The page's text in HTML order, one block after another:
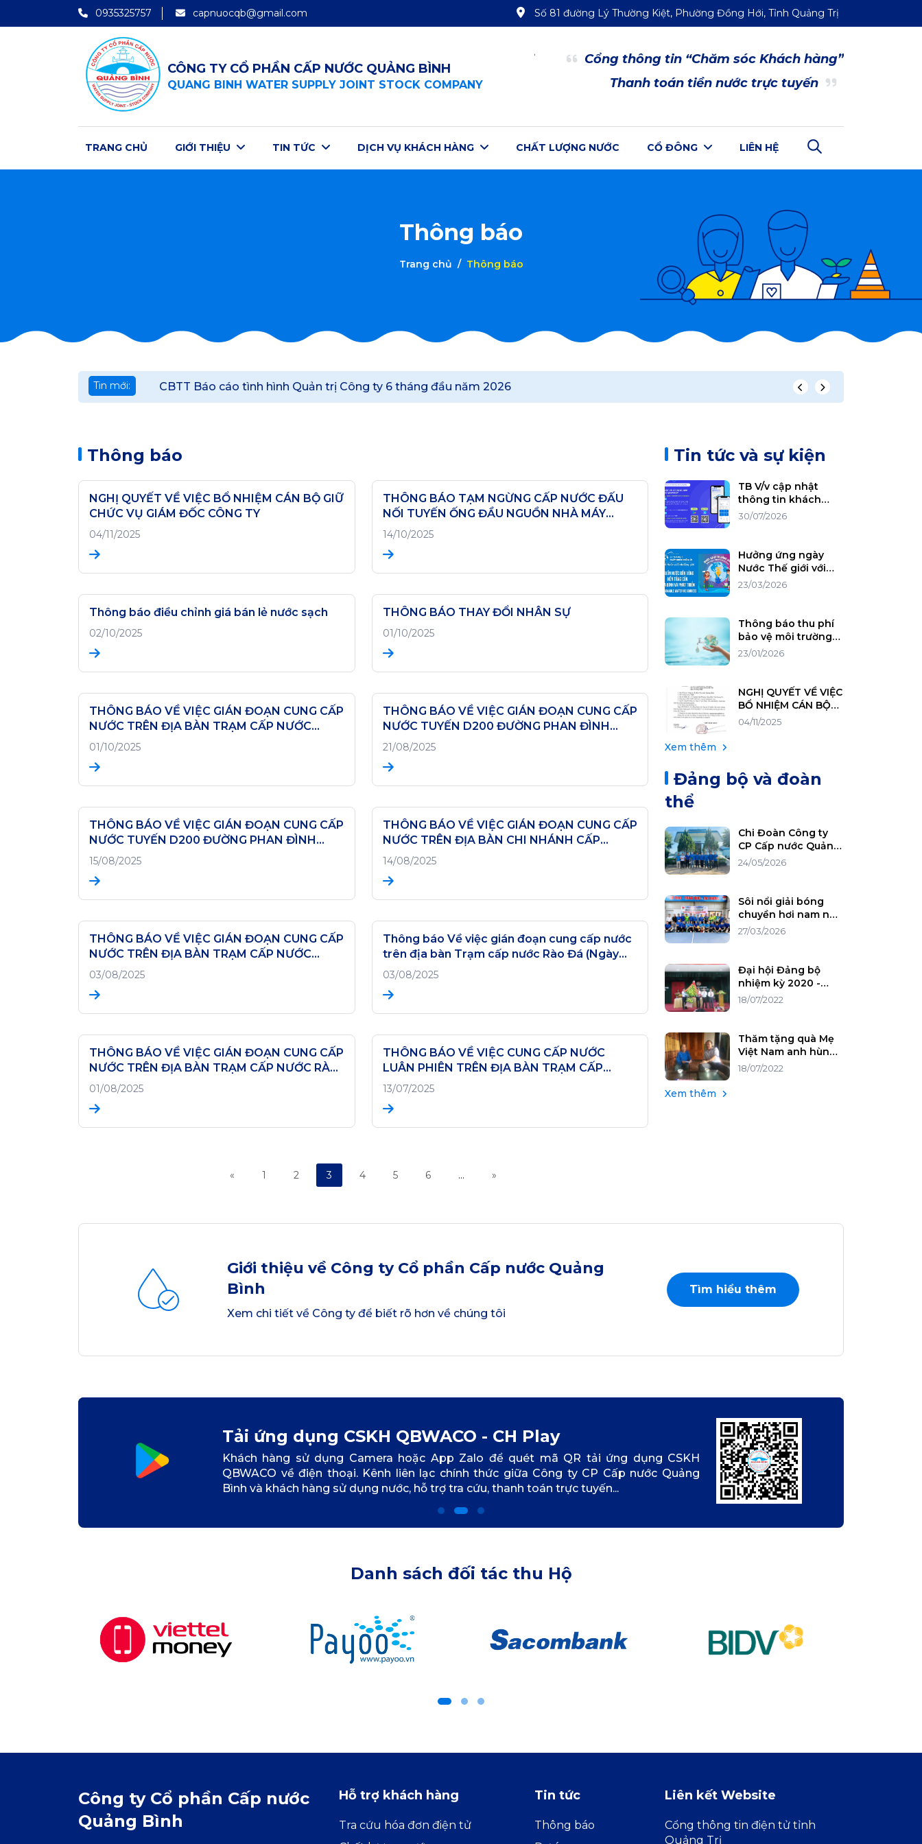
0935325757 capnuocqb@gmail.com Số 81 đường Lý Thường Kiệt, Phường Đồng Hới, Tỉnh Quảng Trị
CÔNG TY CỔ PHẦN CẤP NƯỚC QUẢNG BÌNH
QUANG BINH WATER SUPPLY JOINT STOCK COMPANY
tin “Chăm sóc Khách hàng”
toán tiền nước trực tuyến
Cổng thông tin “Chăm sóc Khách hàng”
Thanh toán tiền nước trực tuyến
Cổng thông tin “Chăm sóc Khách hàng”
Thanh toán tiền nước trực tuyến
TRANG CHỦ GIỚI THIỆU TIN TỨC DỊCH VỤ KHÁCH HÀNG CHẤT LƯỢNG NƯỚC CỔ ĐÔNG LIÊN HỆ
Thông báo
Trang chủ Thông báo
Tin mới: CBTT Báo cáo tình hình Quản trị Công ty 6 tháng đầu năm 2026
Thông báo
NGHỊ QUYẾT VỀ VIỆC BỔ NHIỆM CÁN BỘ GIỮ
CHỨC VỤ GIÁM ĐỐC CÔNG TY
04/11/2025
THÔNG BÁO TẠM NGỪNG CẤP NƯỚC ĐẤU
NỐI TUYẾN ỐNG ĐẦU NGUỒN NHÀ MÁY
NƯỚC RÀO ĐÁ - NGÀY 15/10/2025
14/10/2025
Thông báo điều chỉnh giá bán lẻ nước sạch
02/10/2025
THÔNG BÁO THAY ĐỔI NHÂN SỰ
01/10/2025
THÔNG BÁO VỀ VIỆC GIÁN ĐOẠN CUNG CẤP
NƯỚC TRÊN ĐỊA BÀN TRẠM CẤP NƯỚC
PHONG NHA
01/10/2025
THÔNG BÁO VỀ VIỆC GIÁN ĐOẠN CUNG CẤP
NƯỚC TUYẾN D200 ĐƯỜNG PHAN ĐÌNH
PHÙNG - NGÀY 21/08/2025
21/08/2025
THÔNG BÁO VỀ VIỆC GIÁN ĐOẠN CUNG CẤP
NƯỚC TUYẾN D200 ĐƯỜNG PHAN ĐÌNH
PHÙNG - NGÀY 16/08/2025
15/08/2025
THÔNG BÁO VỀ VIỆC GIÁN ĐOẠN CUNG CẤP
NƯỚC TRÊN ĐỊA BÀN CHI NHÁNH CẤP
NƯỚC BA ĐỒN (Ngày 14/08/2025)
14/08/2025
THÔNG BÁO VỀ VIỆC GIÁN ĐOẠN CUNG CẤP
NƯỚC TRÊN ĐỊA BÀN TRẠM CẤP NƯỚC
HOÀN LÃO (Ngày 04/08/2025)
03/08/2025
Thông báo Về việc gián đoạn cung cấp nước
trên địa bàn Trạm cấp nước Rào Đá (Ngày
04/08/2025)
03/08/2025
THÔNG BÁO VỀ VIỆC GIÁN ĐOẠN CUNG CẤP
NƯỚC TRÊN ĐỊA BÀN TRẠM CẤP NƯỚC RÀO
ĐÁ (Ngày 01/08/2025)
01/08/2025
THÔNG BÁO VỀ VIỆC CUNG CẤP NƯỚC
LUÂN PHIÊN TRÊN ĐỊA BÀN TRẠM CẤP
NƯỚC HOÀN LÃO NGÀY 13/07/2025
13/07/2025
« 1 2 3 4 5 6 … »
Tin tức và sự kiện
TB V/v cập nhật
thông tin khách
hàng trên hóa đơn
QBWACO
30/07/2026
Hưởng ứng ngày
Nước Thế giới với
chủ đề Nước và Bình
23/03/2026
Thông báo thu phí
bảo vệ môi trường
đối với nước thải
23/01/2026
NGHỊ QUYẾT VỀ VIỆC
BỔ NHIỆM CÁN BỘ
GIỮ CHỨC VỤ GIÁM
04/11/2025
Xem thêm
Đảng bộ và đoàn
thể
Chi Đoàn Công ty
CP Cấp nước Quảng
Bình hưởng ứng
ngày 24/5/2026
24/05/2026
Sôi nổi giải bóng
chuyền hơi nam nữ
chào mừng kỷ niệm
Chí Minh
27/03/2026
Đại hội Đảng bộ
nhiệm kỳ 2020 -
2025
18/07/2022
Thăm tặng quà Mẹ
Việt Nam anh hùng
27/7
18/07/2022
Xem thêm
Giới thiệu về Công ty Cổ phần Cấp nước Quảng
Bình
Xem chi tiết về Công ty để biết rõ hơn về chúng tôi
Tìm hiểu thêm
Tải ứng dụng CSKH QBWACO - CH Play
Khách hàng sử dụng Camera hoặc App Zalo để quét mã QR tải ứng dụng CSKH
QBWACO về điện thoại. Kênh liên lạc chính thức giữa Công ty CP Cấp nước Quảng
Bình và khách hàng sử dụng nước, hỗ trợ tra cứu, thanh toán trực tuyến...
Danh sách đối tác thu Hộ
Công ty Cổ phần Cấp nước
Quảng Bình
Hỗ trợ khách hàng
Tra cứu hóa đơn điện tử
Tin tức
Thông báo
Liên kết Website
Cổng thông tin điện tử tỉnh
Quảng Trị